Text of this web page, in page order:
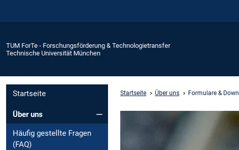
TUM ForTe - Forschungsförderung & Technologietransfer
Technische Universität München
Startseite
Über uns
Häufig gestellte Fragen
(FAQ)
Startseite Über uns Formulare &